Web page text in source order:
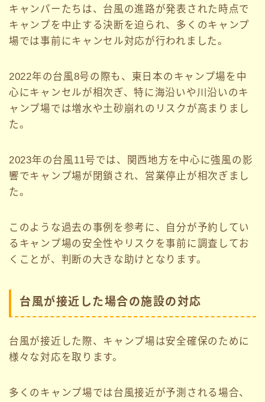
キャンパーたちは、台風の進路が発表された時点で
キャンプを中止する決断を迫られ、多くのキャンプ
場では事前にキャンセル対応が行われました。
2022年の台風8号の際も、東日本のキャンプ場を中
心にキャンセルが相次ぎ、特に海沿いや川沿いのキ
ャンプ場では増水や土砂崩れのリスクが高まりまし
た。
2023年の台風11号では、関西地方を中心に強風の影
響でキャンプ場が閉鎖され、営業停止が相次ぎまし
た。
このような過去の事例を参考に、自分が予約してい
るキャンプ場の安全性やリスクを事前に調査してお
くことが、判断の大きな助けとなります。
台風が接近した場合の施設の対応
台風が接近した際、キャンプ場は安全確保のために
様々な対応を取ります。
多くのキャンプ場では台風接近が予測される場合、